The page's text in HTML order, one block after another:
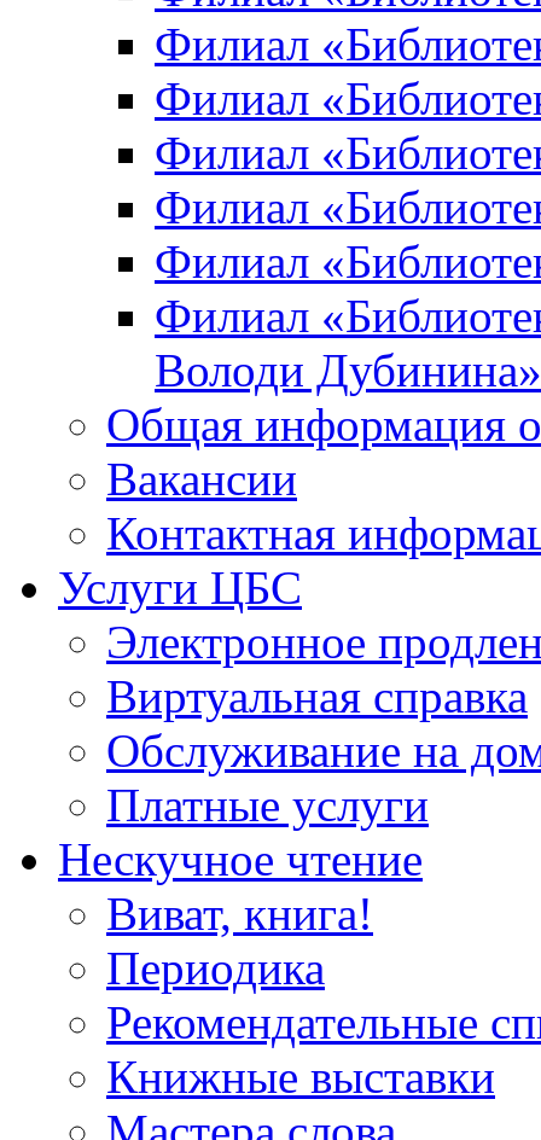
Филиал
Филиал
Филиал
Филиал
Филиал
Филиал
Володи Дубинина»
Общая информация
Вакансии
Контактная
Услуги ЦБС
Электронное
Виртуальная справка
Обслуживание на
Платные услуги
Нескучное чтение
Виват, книга!
Периодика
Рекомендательные
Книжные выставки